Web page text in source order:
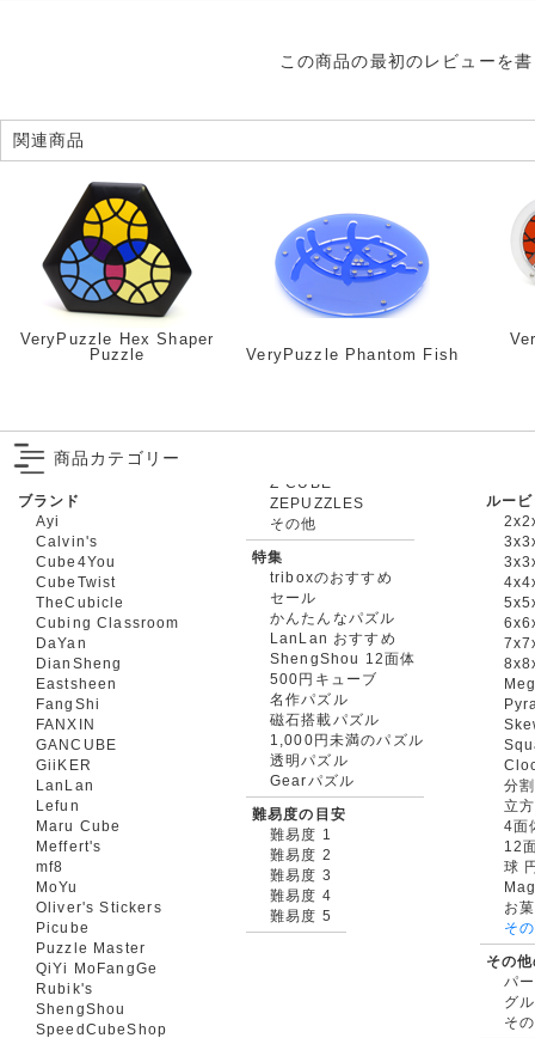
この商品の最初のレビューを
関連商品
VeryPuzzle Hex Shaper
Puzzle
VeryPuzzle Phantom Fish
商品カテゴリー
ブランド
Ayi
Calvin's
Cube4You
CubeTwist
TheCubicle
Cubing Classroom
DaYan
DianSheng
Eastsheen
FangShi
FANXIN
GANCUBE
GiiKER
LanLan
Lefun
Maru Cube
Meffert's
mf8
MoYu
Oliver's Stickers
Picube
Puzzle Master
QiYi MoFangGe
Rubik's
ShengShou
SpeedCubeShop
ZEPUZZLES
その他
特集
triboxのおすすめ
セール
かんたんなパズル
LanLan おすすめ
ShengShou 12面体
500円キューブ
名作パズル
磁石搭載パズル
1,000円未満のパズル
透明パズル
Gearパズル
難易度の目安
難易度 1
難易度 2
難易度 3
難易度 4
難易度 5
ルー
分
立
4面
12
球
お
そ
その
パ
グ
そ